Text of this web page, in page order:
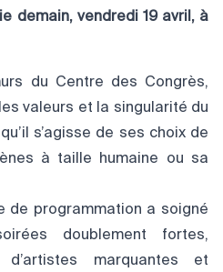
demain, vendredi 19 avril, à
du Centre des Congrès,
valeurs et la singularité du
s’agisse de ses choix de
à taille humaine ou sa
de programmation a soigné
doublement fortes,
marquantes et